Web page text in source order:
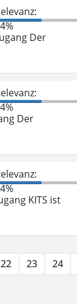
Der
Der
KITS ist
22 23 24